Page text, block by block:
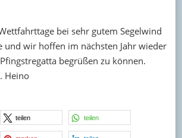
bei sehr gutem Segelwind
und wir hoffen im nächsten Jahr wieder
begrüßen zu können.
Heino
teilen teilen